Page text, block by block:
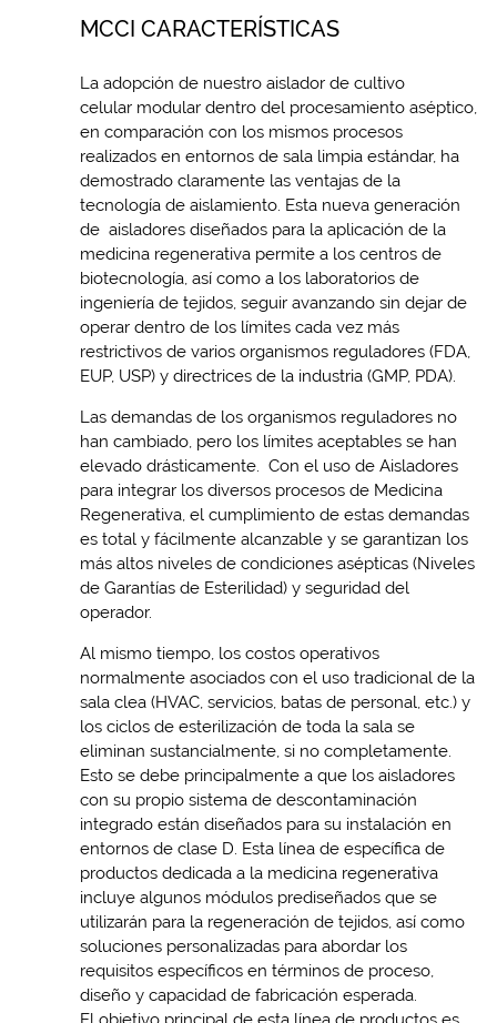
MCCI CARACTERÍSTICAS
La adopción de nuestro aislador de cultivo
celular modular dentro del procesamiento aséptico,
en comparación con los mismos procesos
realizados en entornos de sala limpia estándar, ha
demostrado claramente las ventajas de la
tecnología de aislamiento. Esta nueva generación
de aisladores diseñados para la aplicación de la
medicina regenerativa permite a los centros de
biotecnología, así como a los laboratorios de
ingeniería de tejidos, seguir avanzando sin dejar de
operar dentro de los límites cada vez más
restrictivos de varios organismos reguladores (FDA,
EUP, USP) y directrices de la industria (GMP, PDA).
Las demandas de los organismos reguladores no
han cambiado, pero los límites aceptables se han
elevado drásticamente. Con el uso de Aisladores
para integrar los diversos procesos de Medicina
Regenerativa, el cumplimiento de estas demandas
es total y fácilmente alcanzable y se garantizan los
más altos niveles de condiciones asépticas (Niveles
de Garantías de Esterilidad) y seguridad del
operador.
Al mismo tiempo, los costos operativos
normalmente asociados con el uso tradicional de la
sala clea (HVAC, servicios, batas de personal, etc.) y
los ciclos de esterilización de toda la sala se
eliminan sustancialmente, si no completamente.
Esto se debe principalmente a que los aisladores
con su propio sistema de descontaminación
integrado están diseñados para su instalación en
entornos de clase D. Esta línea de específica de
productos dedicada a la medicina regenerativa
incluye algunos módulos prediseñados que se
utilizarán para la regeneración de tejidos, así como
soluciones personalizadas para abordar los
requisitos específicos en términos de proceso,
diseño y capacidad de fabricación esperada.
El objetivo principal de esta línea de productos es